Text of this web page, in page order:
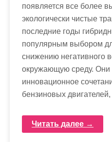
появляется все более
экологически чистые
последние годы
популярным выбором
снижению негативного
окружающую среду. Они
инновационное
бензиновых
Читать далее →